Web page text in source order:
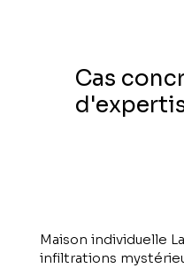
Maison individuelle
infiltrations
Cas